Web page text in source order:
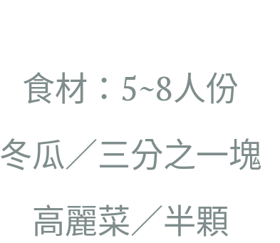
食材：5~8人份
冬瓜／三分之一塊
高麗菜／半顆